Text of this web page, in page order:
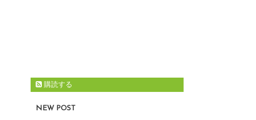
購読する
NEW POST